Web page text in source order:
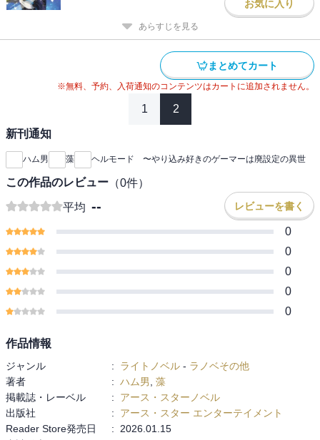
お気に入り
あらすじを見る
まとめてカート
※無料、予約、入荷通知のコンテンツはカートに追加されません。
1 2
新刊通知
ハム男 藻 ヘルモード 〜やり込み好きのゲーマーは廃設定の異世
この作品のレビュー （0件）
平均 -- レビューを書く
0
0
0
0
0
作品情報
ジャンル : ライトノベル - ラノベその他
著者
: ハム男
藻
掲載誌・レーベル
:
アース・スターノベル
出版社
:
アース・スター エンターテイメント
Reader Store発売日
:
2026.01.15